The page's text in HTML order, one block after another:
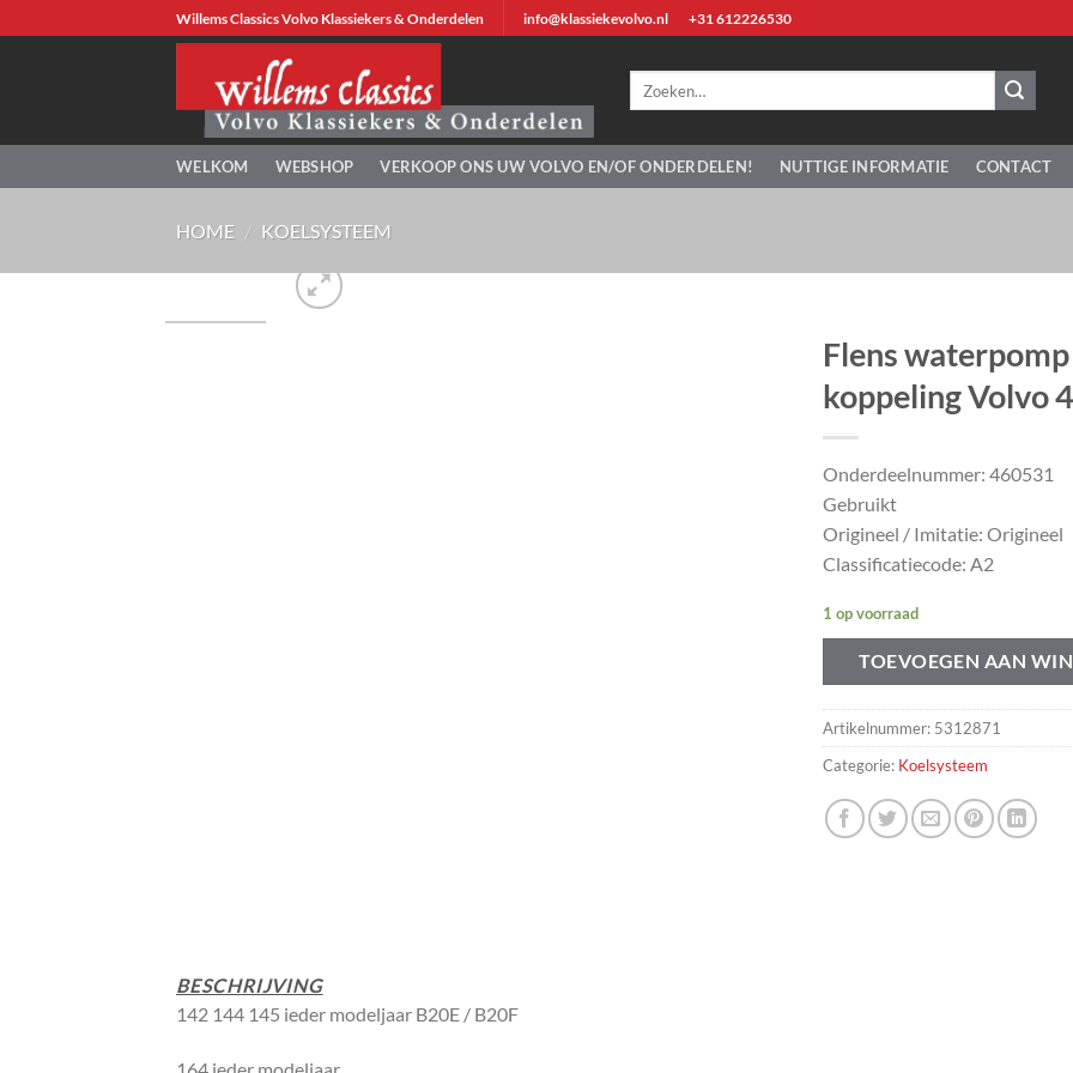
naar
Willems Classics Volvo Klassiekers & Onderdelen info@klassiekevolvo.nl +31 612226530
WELKOM WEBSHOP VERKOOP ONS UW VOLVO EN/OF ONDERDELEN! NUTTIGE INFORMATIE CONTACT
HOME / KOELSYSTEEM
Flens
koppeling Volvo
Onderdeelnummer: 460531
Gebruikt
Origineel / Imitatie: Origineel
Classificatiecode: A2
1 op voorraad
TOEVOEGEN AAN
Artikelnummer: 5312871
Categorie: Koelsysteem
BESCHRIJVING
142 144 145 ieder modeljaar B20E / B20F